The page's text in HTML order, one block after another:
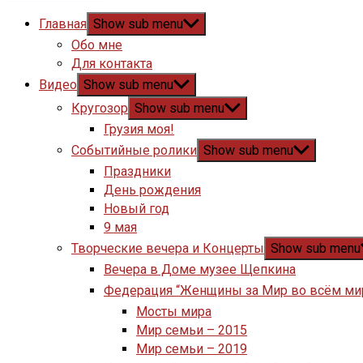
Главная Show sub menu
Обо мне
Для контакта
Видео Show sub menu
Кругозор Show sub menu
Грузия моя!
Событийные ролики Show sub menu
Праздники
День рождения
Новый год
9 мая
Творческие вечера и Концерты Show sub menu
Вечера в Доме музее Щепкина
Федерация “Женщины за Мир во всём
Мосты мира
Мир семьи – 2015
Мир семьи – 2019